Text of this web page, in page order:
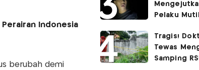
Indonesia
berubah demi
Pelaku
Korban di
Tragis!
Tewas
Samping